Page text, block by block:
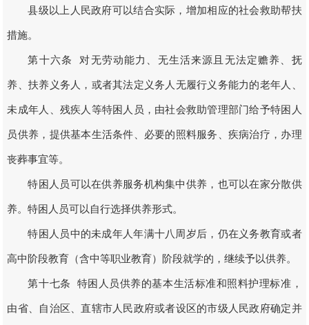
县级以上人民政府可以结合实际，增加相应的社会救助帮扶
措施。
第十六条 对无劳动能力、无生活来源且无法定赡养、抚
养、扶养义务人，或者其法定义务人无履行义务能力的老年人、
未成年人、残疾人等特困人员，由社会救助管理部门给予特困人
员供养，提供基本生活条件、必要的照料服务、疾病治疗，办理
丧葬事宜等。
特困人员可以在供养服务机构集中供养，也可以在家分散供
养。特困人员可以自行选择供养形式。
特困人员中的未成年人年满十八周岁后，仍在义务教育或者
高中阶段教育（含中等职业教育）阶段就学的，继续予以供养。
第十七条 特困人员供养的基本生活标准和照料护理标准，
由省、自治区、直辖市人民政府或者设区的市级人民政府确定并